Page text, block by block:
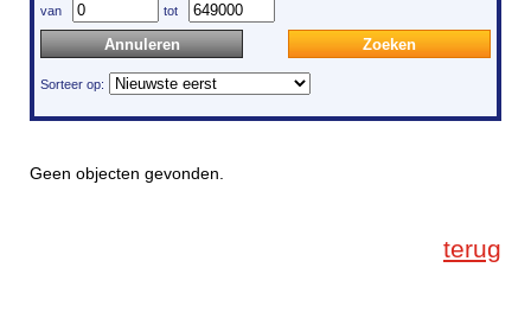
Annuleren
Geen objecten gevonden.
terug